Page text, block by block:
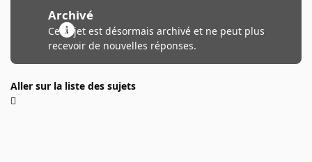
Archivé
Ce sujet est désormais archivé et ne peut plus
recevoir de nouvelles réponses.
Aller sur la liste des sujets